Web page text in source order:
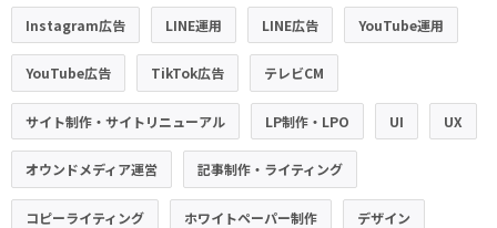
Instagram広告 LINE運用 LINE広告 YouTube運用
YouTube広告 TikTok広告 テレビCM
サイト制作・サイトリニューアル LP制作・LPO UI UX
オウンドメディア運営 記事制作・ライティング
コピーライティング ホワイトペーパー制作 デザイン